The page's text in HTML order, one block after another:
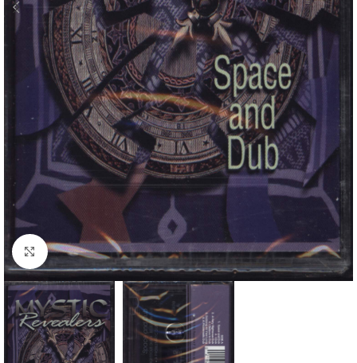
Klick zum Vergrößern